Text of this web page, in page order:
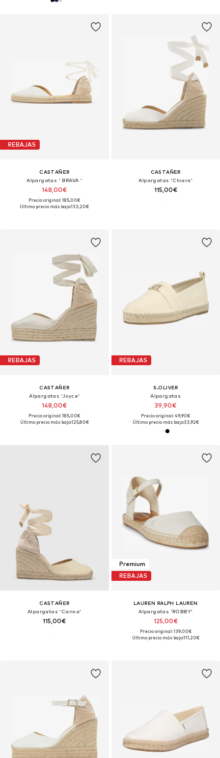
REBAJAS
CASTAÑER
Alpargatas ' BRAVA '
148,00€
Precio original: 185,00€
Último precio más bajo:133,20€
CASTAÑER
Alpargatas 'Chiara'
115,00€
REBAJAS
CASTAÑER
Alpargatas 'Joyce'
148,00€
Precio original: 185,00€
Último precio más bajo:125,80€
REBAJAS
S.OLIVER
Alpargatas
39,90€
Precio original: 49,90€
Último precio más bajo:33,92€
CASTAÑER
Alpargatas 'Carina'
115,00€
Premium
REBAJAS
LAUREN RALPH LAUREN
Alpargatas 'ROBBY'
125,00€
Precio original: 139,00€
Último precio más bajo:111,20€